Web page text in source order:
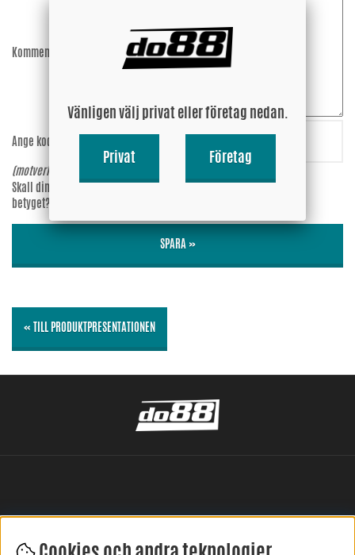
Kommentar:
Ange koden:
(motverkar spam)
Skall din epost-adress synas vid
betyget?
Ja
SPARA »
« TILL PRODUKTPRESENTATIONEN
Vänligen välj privat eller företag nedan.
Privat Företag